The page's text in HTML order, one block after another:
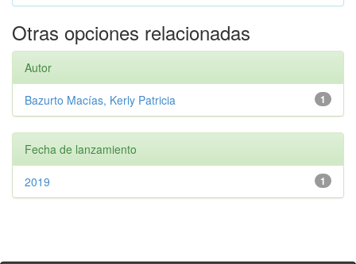
Otras opciones relacionadas
Autor
1
Bazurto Macías, Kerly Patricia
Fecha de lanzamiento
1
2019